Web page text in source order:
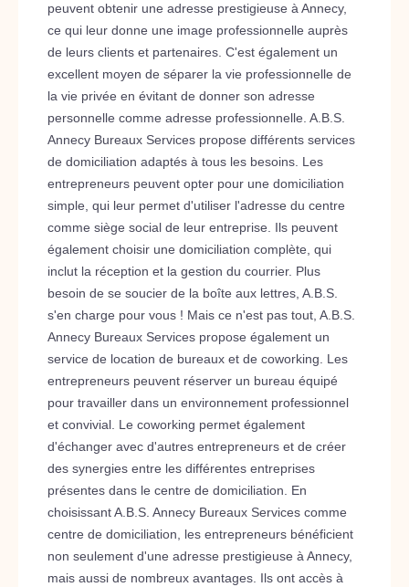
peuvent obtenir une adresse prestigieuse à Annecy,
ce qui leur donne une image professionnelle auprès
de leurs clients et partenaires. C'est également un
excellent moyen de séparer la vie professionnelle de
la vie privée en évitant de donner son adresse
personnelle comme adresse professionnelle. A.B.S.
Annecy Bureaux Services propose différents services
de domiciliation adaptés à tous les besoins. Les
entrepreneurs peuvent opter pour une domiciliation
simple, qui leur permet d'utiliser l'adresse du centre
comme siège social de leur entreprise. Ils peuvent
également choisir une domiciliation complète, qui
inclut la réception et la gestion du courrier. Plus
besoin de se soucier de la boîte aux lettres, A.B.S.
s'en charge pour vous ! Mais ce n'est pas tout, A.B.S.
Annecy Bureaux Services propose également un
service de location de bureaux et de coworking. Les
entrepreneurs peuvent réserver un bureau équipé
pour travailler dans un environnement professionnel
et convivial. Le coworking permet également
d'échanger avec d'autres entrepreneurs et de créer
des synergies entre les différentes entreprises
présentes dans le centre de domiciliation. En
choisissant A.B.S. Annecy Bureaux Services comme
centre de domiciliation, les entrepreneurs bénéficient
non seulement d'une adresse prestigieuse à Annecy,
mais aussi de nombreux avantages. Ils ont accès à